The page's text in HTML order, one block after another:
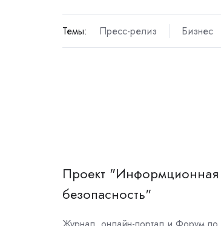
Темы: Пресс-релиз Бизнес
Проект "Информционная
безопасность"